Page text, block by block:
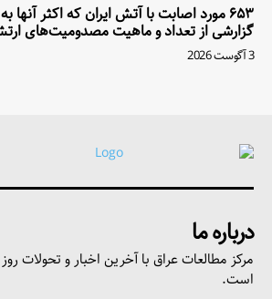
۶۵۳ مورد اصابت با آتش ایران که اکثر
گزارشی از تعداد و ماهیت مصدومیت‌های
3 آگوست 2026
درباره ما
مرکز مطالعات عراق با آخرین اخبار و تحولات
است.